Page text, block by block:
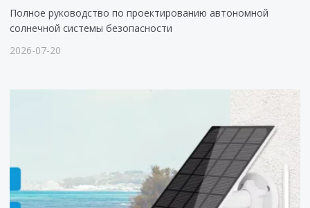
Полное руководство по проектированию автономной
солнечной системы безопасности
2026-07-20